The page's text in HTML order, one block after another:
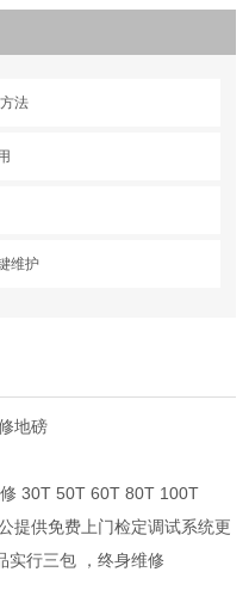
法
维护
地磅
30T 50T 60T 80T 100T
提供免费上门检定调试系统更
实行三包 ，终身维修